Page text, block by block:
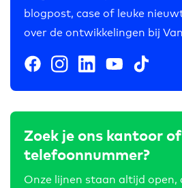
blogpost, case of leuke
over de ontwikkelingen bij
Zoek je ons kantoor of
telefoonnummer?
Onze lijnen staan altijd open,